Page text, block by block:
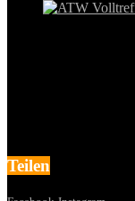
Teilen